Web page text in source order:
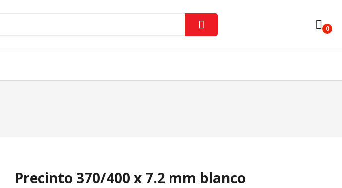
0
Precinto 370/400 x 7.2 mm blanco